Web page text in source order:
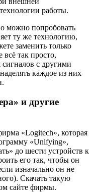
работы.
можно попробовать
ту же технологию,
заменить только
так просто,
сигналов с другими
каждое из них
и другие
«Logitech», которая
«Unifying»,
до шести устройств к
его так, чтобы он
изначально он не
Скачать такую
сайте фирмы.